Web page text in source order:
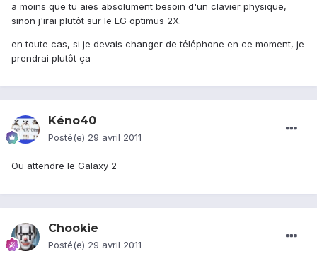
a moins que tu aies absolument besoin d'un clavier physique,
sinon j'irai plutôt sur le LG optimus 2X.
en toute cas, si je devais changer de téléphone en ce moment, je
prendrai plutôt ça
Kéno40
Posté(e) 29 avril 2011
Ou attendre le Galaxy 2
Chookie
Posté(e) 29 avril 2011